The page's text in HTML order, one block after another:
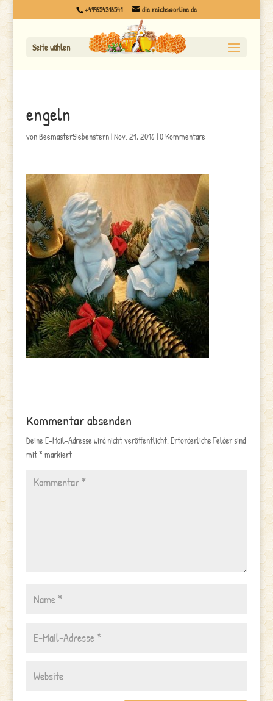
+499654316541 die.reichs@online.de
Seite wählen
engeln
vonBeemasterSiebenstern|Nov. 21, 2016 |0 Kommentare
Kommentar absenden
Deine E-Mail-Adresse wird nicht veröffentlicht. Erforderliche Felder sind
mit* markiert